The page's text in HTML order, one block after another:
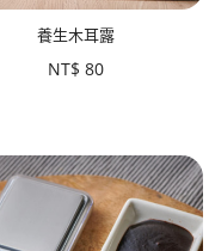
養生木耳露
NT$ 80